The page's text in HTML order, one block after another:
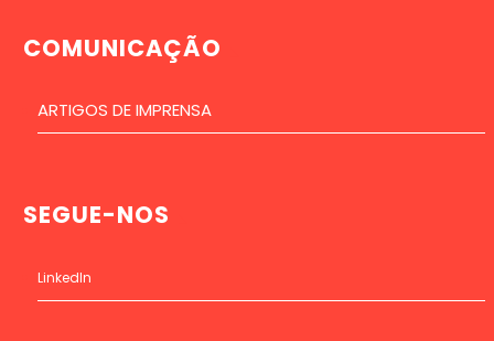
COMUNICAÇÃO
ARTIGOS DE IMPRENSA
SEGUE-NOS
LinkedIn